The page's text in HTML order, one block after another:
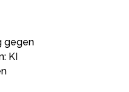
gegen
KI